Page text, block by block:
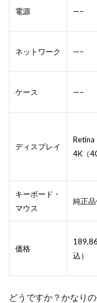
電源 —–
ネットワーク —–
ケース —–
ディスプレイ
Retina
4K（
キーボード・
マウス
純正
価格
込）
どうですか？かなり